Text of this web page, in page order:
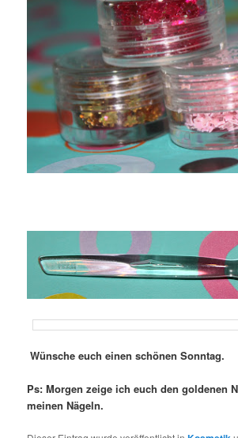
Wünsche euch einen schönen Sonntag.
Ps: Morgen zeige ich euch den goldenen
meinen Nägeln.